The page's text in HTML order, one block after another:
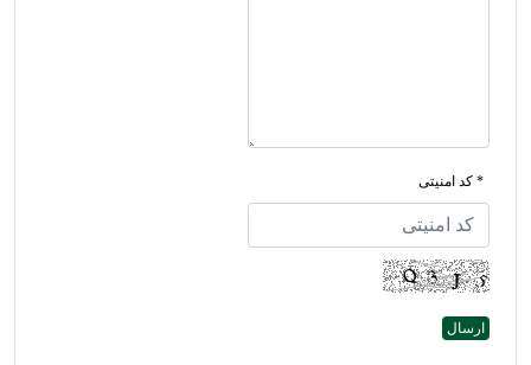
* کد امنیتی